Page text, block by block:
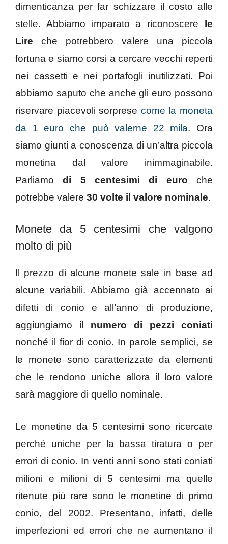
dimenticanza per far schizzare il costo alle
stelle. Abbiamo imparato a riconoscere
le
Lire che potrebbero valere una piccola
fortuna e siamo corsi a cercare vecchi reperti
nei cassetti e nei portafogli inutilizzati. Poi
abbiamo saputo che anche gli euro possono
riservare piacevoli sorprese come la moneta
da 1 euro che può valerne 22 mila. Ora
siamo giunti a conoscenza di un’altra piccola
monetina dal valore inimmaginabile.
Parliamodi 5 centesimi di euro che
potrebbe valere 30 volte il valore nominale.
Monete da 5 centesimi che valgono
molto di più
Il prezzo di alcune monete sale in base ad
alcune variabili. Abbiamo già accennato ai
difetti di conio e all’anno di produzione,
aggiungiamo il
numero di pezzi coniati
nonché il fior di conio. In parole semplici, se
le monete sono caratterizzate da elementi
che le rendono uniche allora il loro valore
sarà maggiore di quello nominale.
Le monetine da 5 centesimi sono ricercate
perché uniche per la bassa tiratura o per
errori di conio. In venti anni sono stati coniati
milioni e milioni di 5 centesimi ma quelle
ritenute più rare sono le monetine di primo
conio, del 2002. Presentano, infatti, delle
imperfezioni ed errori che ne aumentano il